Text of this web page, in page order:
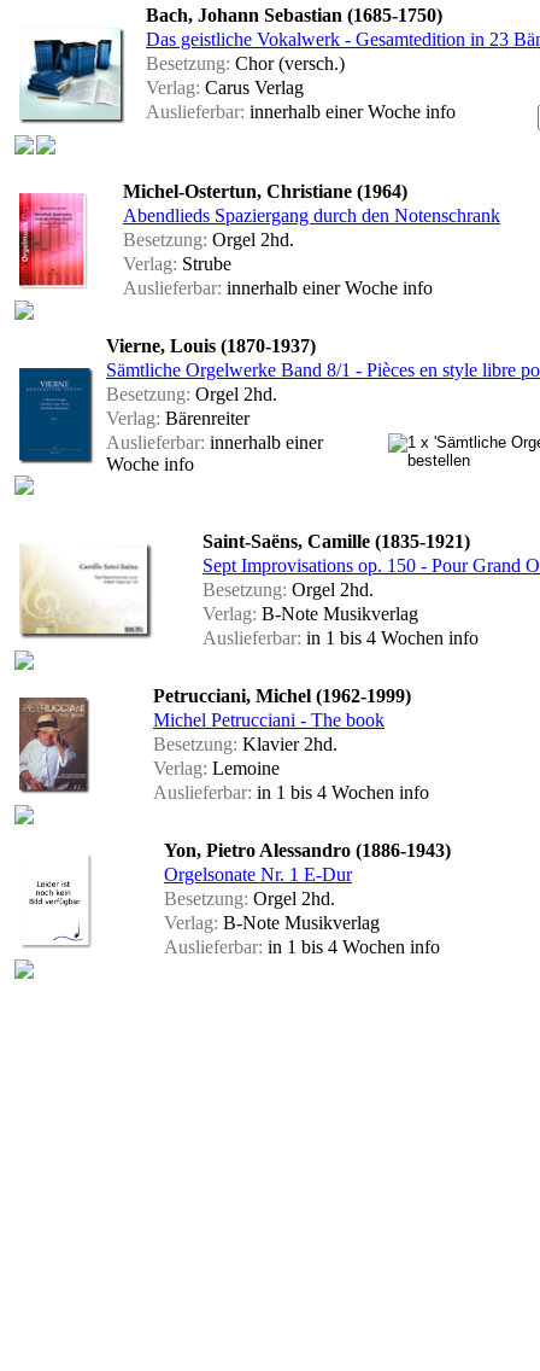
Bach, Johann Sebastian (1685-1750)
Das geistliche Vokalwerk - Gesamtedition in 23
Besetzung: Chor (versch.)
Verlag: Carus Verlag
Auslieferbar: innerhalb einer Woche info
Michel-Ostertun, Christiane (1964)
Abendlieds Spaziergang durch den Notenschrank
Besetzung: Orgel 2hd.
Verlag: Strube
Auslieferbar: innerhalb einer Woche info
Vierne, Louis (1870-1937)
Sämtliche Orgelwerke Band 8/1 - Pièces en style libre
Besetzung: Orgel 2hd.
Verlag: Bärenreiter
Auslieferbar: innerhalb einer
Woche info
Saint-Saëns, Camille (1835-1921)
Sept Improvisations op. 150 - Pour Grand
Besetzung: Orgel 2hd.
Verlag: B-Note Musikverlag
Auslieferbar: in 1 bis 4 Wochen info
Petrucciani, Michel (1962-1999)
Michel Petrucciani - The book
Besetzung: Klavier 2hd.
Verlag: Lemoine
Auslieferbar: in 1 bis 4 Wochen info
Yon, Pietro Alessandro (1886-1943)
Orgelsonate Nr. 1 E-Dur
Besetzung: Orgel 2hd.
Verlag: B-Note Musikverlag
Auslieferbar: in 1 bis 4 Wochen info